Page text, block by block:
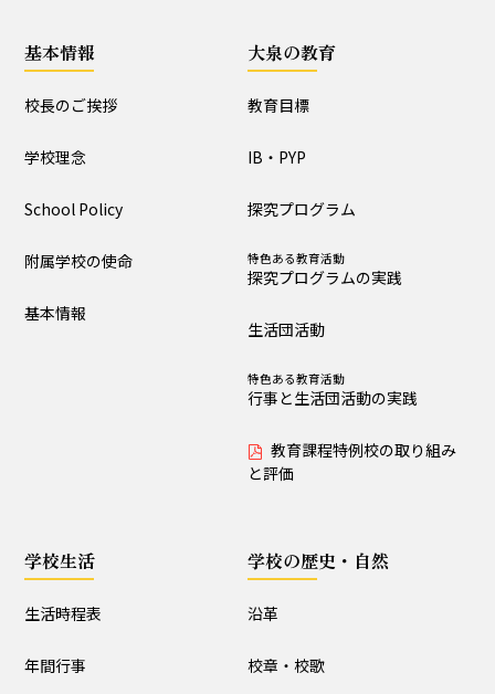
学校生活
生活時程表
特色ある教育活動 給食
校章・校歌
昔の大泉小
施設設備
基本情報
校長のご挨拶
学校理念
School Policy
附属学校の使命
基本情報
大泉の教育
教育目標
IB・PYP
探究プログラム
特色ある教育活動
探究プログラムの実践
生活団活動
特色ある教育活動
行事と生活団活動の実践
教育課程特例校の取り組み
と評価
学校生活
生活時程表
年間行事
学校の歴史・自然
沿革
校章・校歌